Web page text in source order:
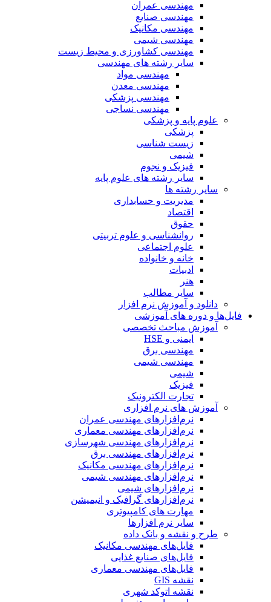
مهندسی عمران
مهندسی صنایع
مهندسی مکانیک
مهندسی شیمی
مهندسی کشاورزی و محیط زیست
سایر رشته های مهندسی
مهندسی مواد
مهندسی معدن
مهندسی پزشکی
مهندسی نساجی
علوم پایه و پزشکی
پزشکی
زیست شناسی
شیمی
فیزیک و نجوم
سایر رشته های علوم پایه
سایر رشته ها
مدیریت و حسابداری
اقتصاد
حقوق
روانشناسی و علوم تربیتی
علوم اجتماعی
خانه و خانواده
ادبیات
هنر
سایر مطالب
دانلود و آموزش نرم افزار
فایل‌ها و دوره های آموزشی
آموزش مباحث تخصصی
ایمنی و HSE
مهندسی برق
مهندسی شیمی
شیمی
فیزیک
تجارت الکترونیک
آموزش های نرم افزاری
نرم‌افزارهای مهندسی عمران
نرم‌افزارهای مهندسی معماری
نرم‌افزارهای مهندسی شهرسازی
نرم‌افزارهای مهندسی برق
نرم‌افزارهای مهندسی مکانیک
نرم‌افزارهای مهندسی شیمی
نرم‌افزارهای شیمی
نرم‌افزارهای گرافیک و انیمیشن
مهارت های کامپیوتری
سایر نرم افزارها
طرح و نقشه و بانک داده
فایل‌های مهندسی مکانیک
فایل‌های صنایع غذایی
فایل‌های مهندسی معماری
نقشه GIS
نقشه اتوکد شهری